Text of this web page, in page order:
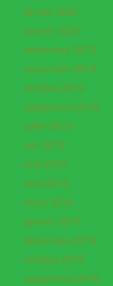
février 2020
janvier 2020
décembre 2019
novembre 2019
octobre 2019
septembre 2019
juillet 2019
juin 2019
mai 2019
avril 2019
mars 2019
janvier 2019
décembre 2018
octobre 2018
septembre 2018